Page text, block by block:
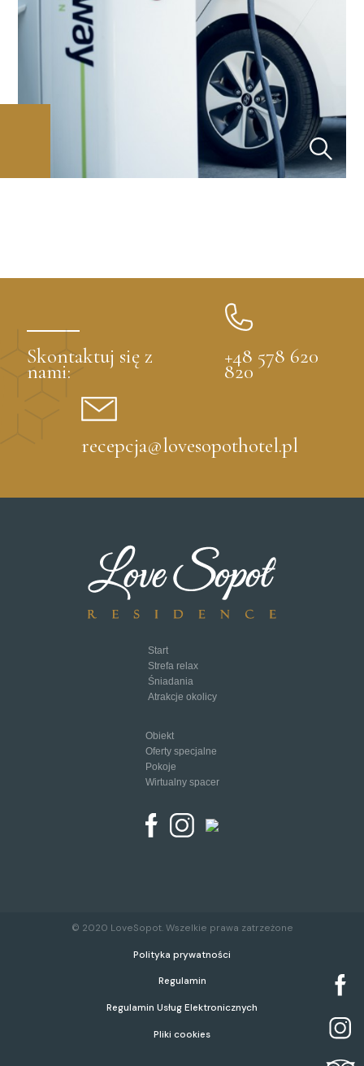
Skontaktuj się z
nami:
+48 578 620
820
recepcja@lovesopothotel.pl
Start
Strefa relax
Śniadania
Atrakcje okolicy
Obiekt
Oferty specjalne
Pokoje
Wirtualny spacer
© 2020 LoveSopot. Wszelkie prawa zatrzeżone
Polityka prywatności
Regulamin
Regulamin Usług Elektronicznych
Pliki cookies